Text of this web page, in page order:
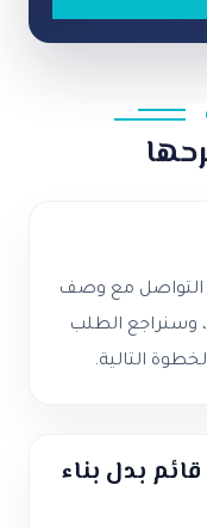
التواصل مع وصف
وسنراجع الطلب
التالية.
بدل بناء